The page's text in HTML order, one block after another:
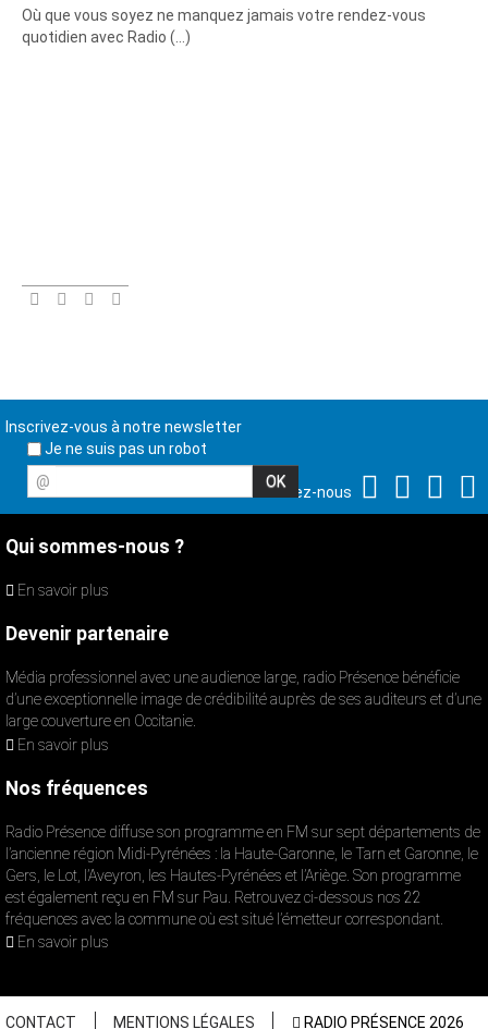
Où que vous soyez ne manquez jamais votre rendez-vous
quotidien avec Radio (…)
Inscrivez-vous à notre newsletter
Je ne suis pas un robot
@
Suivez-nous
Qui sommes-nous ?
En savoir plus
Devenir partenaire
Média professionnel avec une audience large, radio Présence bénéficie
d’une exceptionnelle image de crédibilité auprès de ses auditeurs et d’une
large couverture en Occitanie.
En savoir plus
Nos fréquences
Radio Présence diffuse son programme en FM sur sept départements de
l’ancienne région Midi-Pyrénées : la Haute-Garonne, le Tarn et Garonne, le
Gers, le Lot, l’Aveyron, les Hautes-Pyrénées et l’Ariège. Son programme
est également reçu en FM sur Pau. Retrouvez ci-dessous nos 22
fréquences avec la commune où est situé l’émetteur correspondant.
En savoir plus
CONTACT MENTIONS LÉGALES RADIO PRÉSENCE 2026